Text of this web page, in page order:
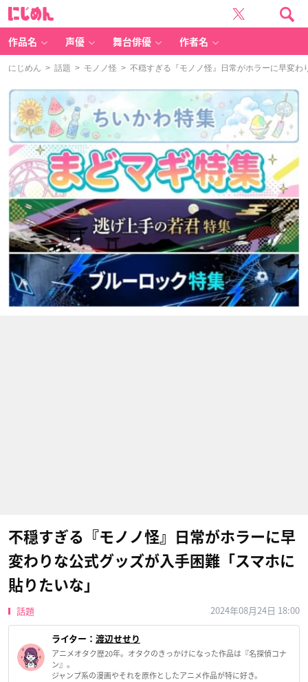
作品名 声優 舞台俳優 作者名
にじめん > 話題 > モノノ怪 > 不穏すぎる『モノノ怪』日常がホラーに早変
不穏すぎる『モノノ怪』日常がホラーに早
変わりな公式グッズが入手困難「スマホに
貼りたいな」
話題 2024年08月24日 18:00
ライター： 渡辺せせり
アニメオタク歴20年。オタクのきっかけになった作品は『名探偵コナ
ン』。
ジャンプ系の漫画やそれを原作としたアニメ作品が特に好き。